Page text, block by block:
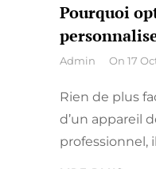
Pourquoi
By
Admin On 17
Rien de plus
d’un appareil
professionnel,